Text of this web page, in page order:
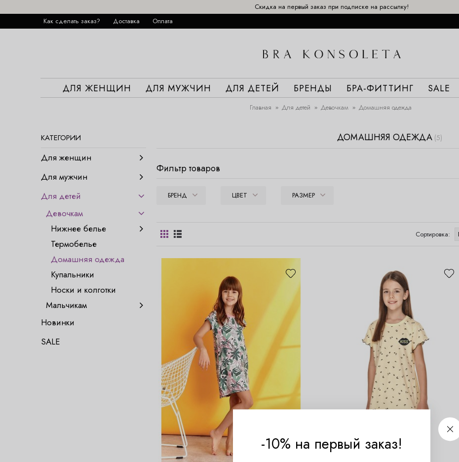
Скидка на первый заказ при подписке на рассылку!
Как сделать заказ?
Доставка Оплата
ДЛЯ ЖЕНЩИН ДЛЯ МУЖЧИН ДЛЯ ДЕТЕЙ БРЕНДЫ БРА-ФИТТИНГ SALE
Главная Для детей Девочкам Домашняя одежда
КАТЕГОРИИ
Для женщин
Для мужчин
Для детей
Девочкам
Нижнее белье
Термобелье
Домашняя одежда
Купальники
Носки и колготки
Мальчикам
Новинки
SALE
ДОМАШНЯЯ ОДЕЖДА (5)
Фильтр товаров
БРЕНД ЦВЕТ РАЗМЕР
Сортировка:
-10% на первый заказ!